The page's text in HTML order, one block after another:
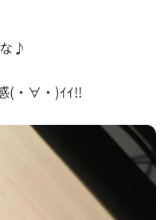
♪
(・∀・)ｲｲ!!